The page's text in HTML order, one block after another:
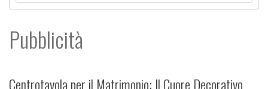
Pubblicità
Centrotavola per il Matrimonio: Il Cuore Decorativo